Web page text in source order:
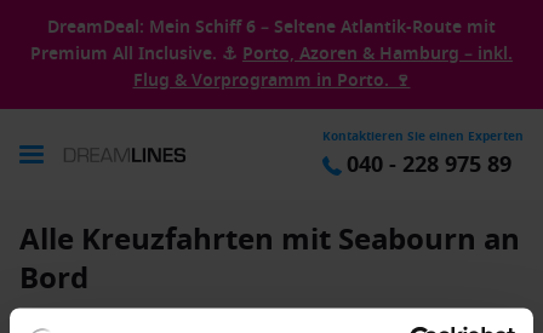
DreamDeal: Mein Schiff 6 – Seltene Atlantik-Route mit
Premium All Inclusive. ⚓ Porto, Azoren & Hamburg – inkl.
Flug & Vorprogramm in Porto. 🍷
Kontaktieren Sie einen Experten
040 - 228 975 89
Alle Kreuzfahrten mit Seabourn an
Bord